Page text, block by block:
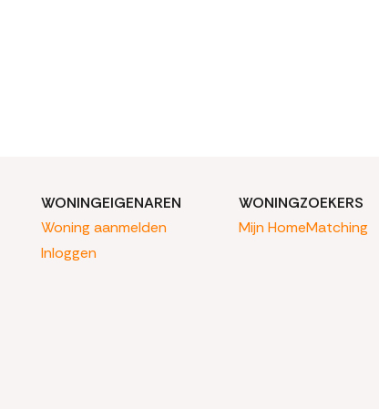
WONINGEIGENAREN
Woning aanmelden
Inloggen
WONINGZOEKERS
Mijn HomeMatching